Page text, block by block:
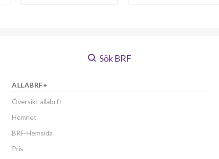
Sök BRF
ALLABRF+
Översikt allabrf+
Hemnet
BRF-Hemsida
Pris